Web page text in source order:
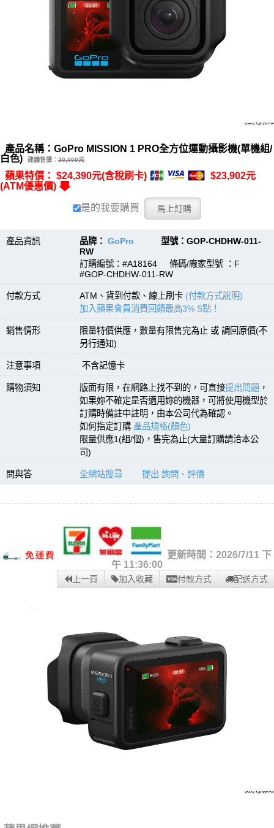
產品名稱：GoPro MISSION 1 PRO全方位運動攝影機(單機組/
白色)
建議售價： 30,000元
蘋果特價： $24,390元(含稅刷卡)
$23,902元
(ATM優惠價)
是的我要購買
產品資訊 品牌： GoPro 型號：GOP-CHDHW-011-
RW
訂購編號：#A18164 條碼/廠家型號 ：F
#GOP-CHDHW-011-RW
付款方式 ATM、貨到付款、線上刷卡 (付款方式說明)
加入蘋果會員消費回饋最高3% S點！
銷售情形
限量特價供應，數量有限售完為止 或 調回原價(不
另行通知)
注意事項 不含記憶卡
購物須知 版面有限，在網路上找不到的，可直接提出問題 ，
如果妳不確定是否適用妳的機器，可將使用機型於
訂購時備註中註明，由本公司代為確認。
如何指定訂購 產品規格(顏色)
限量供應1(組/個)，售完為止(大量訂購請洽本公
司)
問與答 全網站搜尋 提出 詢問、評價
更新時間：2026/7/11 下
午 11:36:00
上一頁 加入收藏 付款方式 配送方式